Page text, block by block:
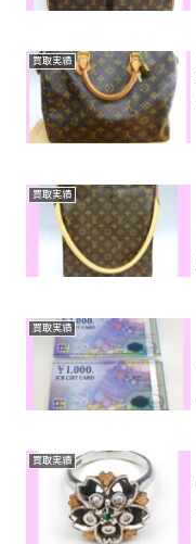
買取実績
買取実績
買取実績
買取実績